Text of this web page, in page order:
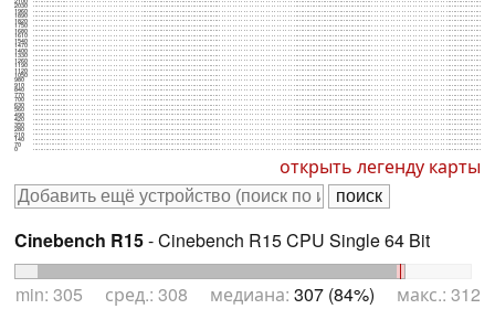
0
70
140
210
280
350
420
490
560
630
700
770
840
910
980
1050
1120
1190
1260
1330
1400
1470
1540
1610
1680
1750
1820
1890
1960
2030
открыть легенду карты
Cinebench R15- Cinebench R15 CPU Single 64 Bit
min: 305 сред.: 308 медиана: 307 (84%) макс.: 312